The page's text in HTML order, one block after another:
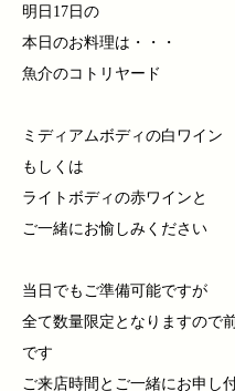
明日17日の
本日のお料理は・・・
魚介のコトリヤード
ミディアムボディの白ワイン
もしくは
ライトボディの赤ワインと
ご一緒にお愉しみください
当日でもご準備可能ですが
全て数量限定となりますので
です
ご来店時間とご一緒にお申し